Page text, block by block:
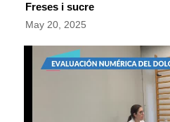
Freses i sucre
May 20, 2025